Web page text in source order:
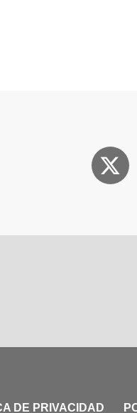
DE PRIVACIDAD